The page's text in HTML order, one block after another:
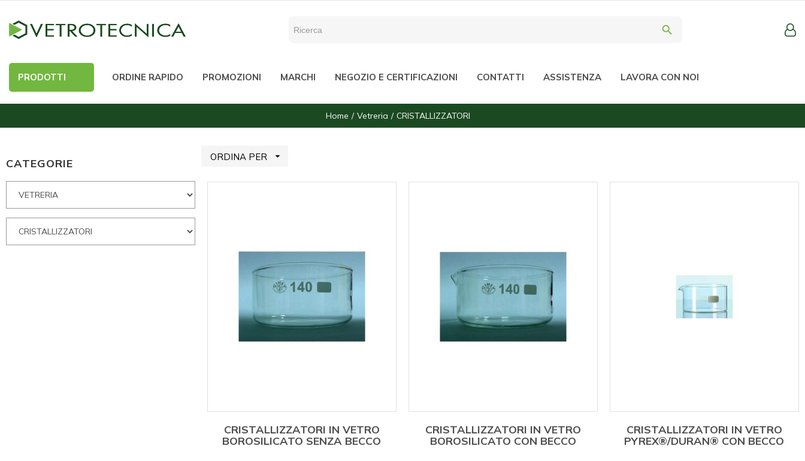
search
PRODOTTI ORDINE RAPIDO PROMOZIONI MARCHI NEGOZIO E CERTIFICAZIONI CONTATTI ASSISTENZA LAVORA CON NOI
Home Vetreria CRISTALLIZZATORI
CATEGORIE ORDINA PER 
CRISTALLIZZATORI IN VETRO
BOROSILICATO SENZA BECCO
CRISTALLIZZATORI IN VETRO
BOROSILICATO CON BECCO
CRISTALLIZZATORI IN VETRO
PYREX®/DURAN® CON BECCO